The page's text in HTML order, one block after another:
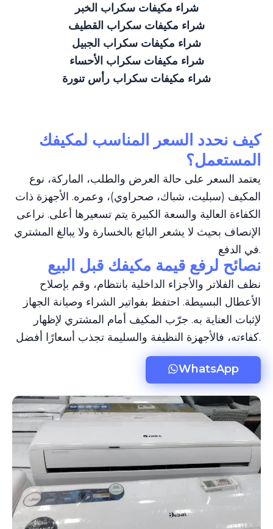
شراء مكيفات سكراب الخبر
شراء مكيفات سكراب القطيف
شراء مكيفات سكراب الجبيل
شراء مكيفات سكراب الأحساء
شراء مكيفات سكراب رأس تنورة
كيف نحدد السعر المناسب لمكيفك
المستعمل؟
يعتمد السعر على حالة العرض والطلب، الماركة، نوع
المكيف (سبليت، شباك، صحراوي)، وعمره. الأجهزة ذات
الكفاءة العالية والسعة الكبيرة يتم تسعيرها أعلى. نراعى
الإنصاف بحيث لا يشعر البائع بالخسارة ولا يبالغ المشتري
في الدفع.
نصائح لرفع قيمة مكيفك قبل البيع
نظف الفلاتر والأجزاء الداخلية بانتظام، وقم بإصلاح
الأعطال البسيطة. احتفظ بفواتير الشراء وصيانة الجهاز
لإثبات العناية به. جرّب المكيف أمام المشتري لإظهار
كفاءته، فالأجهزة النظيفة والسليمة تجذب أسعارًا أفضل.
WhatsApp